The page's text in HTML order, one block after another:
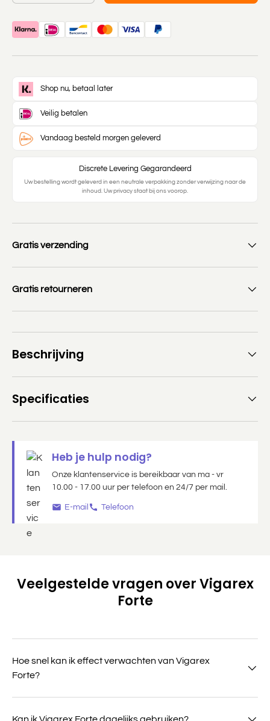
Shop nu, betaal later
Veilig betalen
Vandaag besteld morgen geleverd
Discrete Levering Gegarandeerd
Uw bestelling wordt geleverd in een neutrale verpakking zonder verwijzing naar de
inhoud. Uw privacy staat bij ons voorop.
Gratis verzending
Gratis retourneren
Beschrijving
Specificaties
Heb je hulp nodig?
Onze klantenservice is bereikbaar van ma - vr
10.00 - 17.00 uur per telefoon en 24/7 per mail.
E-mail Telefoon
Veelgestelde vragen over Vigarex
Forte
Hoe snel kan ik effect verwachten van Vigarex
Forte?